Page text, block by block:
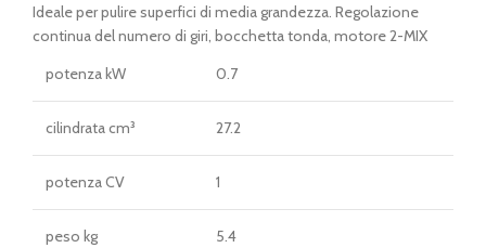
prezzo
originale
€ 419,00.
prezzo
attuale
€ 379,00.
Ideale per pulire superfici di media grandezza. Regolazione
continua del numero di giri, bocchetta tonda, motore 2-MIX
potenza kW
0.7
cilindrata cm³ 27.2
potenza CV 1
peso kg 5.4